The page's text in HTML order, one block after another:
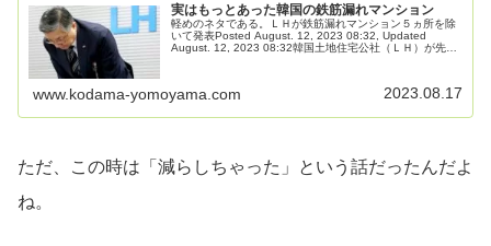
実はもっとあった韓国の鉄筋漏れマンション
軽めのネタである。ＬＨが鉄筋漏れマンション５ヵ所を除
いて発表Posted August. 12, 2023 08:32, Updated
August. 12, 2023 08:32韓国土地住宅公社（ＬＨ）が先月
www.kodama-yomoyama.com 2023.08.17
ただ、この時は「減らしちゃった」という話だったんだよ
ね。